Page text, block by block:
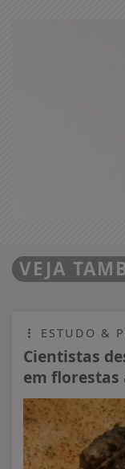
VEJA
ESTUDO &
Cientistas
em florestas